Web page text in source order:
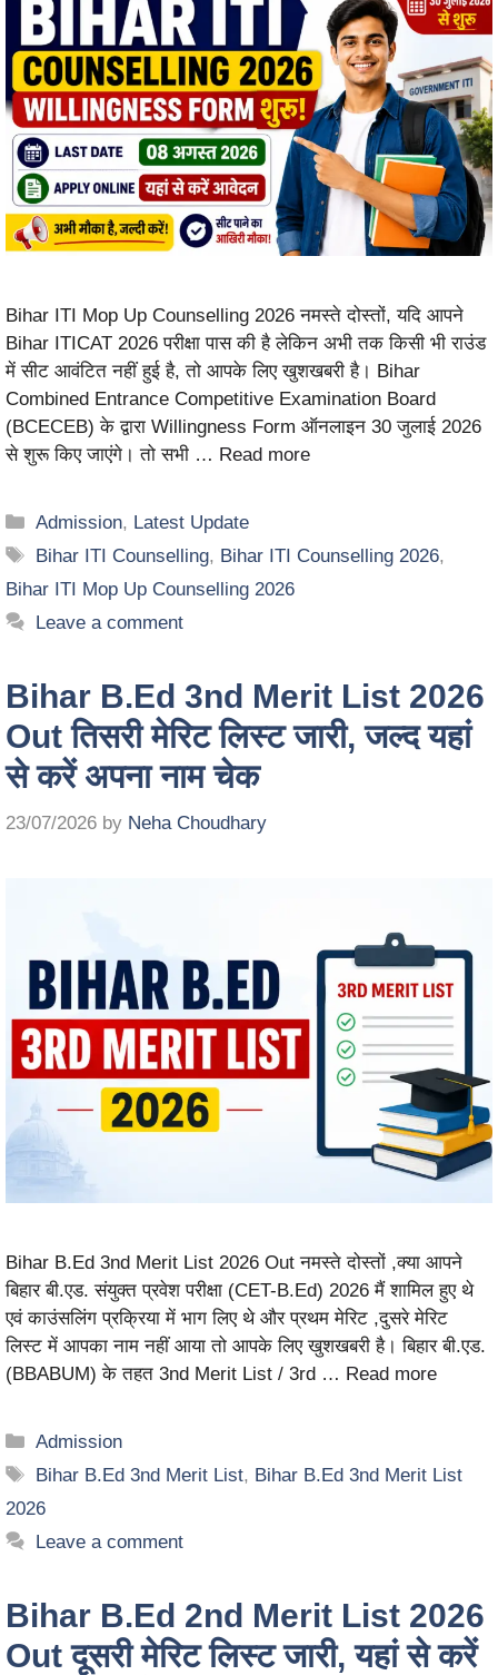
Bihar ITI Mop Up Counselling 2026 नमस्ते दोस्तों, यदि आपने
Bihar ITICAT 2026 परीक्षा पास की है लेकिन अभी तक किसी भी राउंड
में सीट आवंटित नहीं हुई है, तो आपके लिए खुशखबरी है। Bihar
Combined Entrance Competitive Examination Board
(BCECEB) के द्वारा Willingness Form ऑनलाइन 30 जुलाई 2026
से शुरू किए जाएंगे। तो सभी … Read more
Admission, Latest Update
Bihar ITI Counselling, Bihar ITI Counselling 2026,
Bihar ITI Mop Up Counselling 2026
Leave a comment
Bihar B.Ed 3nd Merit List 2026
Out तिसरी मेरिट लिस्ट जारी, जल्द यहां
से करें अपना नाम चेक
23/07/2026 by Neha Choudhary
Bihar B.Ed 3nd Merit List 2026 Out नमस्ते दोस्तों ,क्या आपने
बिहार बी.एड. संयुक्त प्रवेश परीक्षा (CET-B.Ed) 2026 मैं शामिल हुए थे
एवं काउंसलिंग प्रक्रिया में भाग लिए थे और प्रथम मेरिट ,दुसरे मेरिट
लिस्ट में आपका नाम नहीं आया तो आपके लिए खुशखबरी है। बिहार बी.एड.
(BBABUM) के तहत 3nd Merit List / 3rd … Read more
Admission
Bihar B.Ed 3nd Merit List, Bihar B.Ed 3nd Merit List
2026
Leave a comment
Bihar B.Ed 2nd Merit List 2026
Out दूसरी मेरिट लिस्ट जारी, यहां से करें